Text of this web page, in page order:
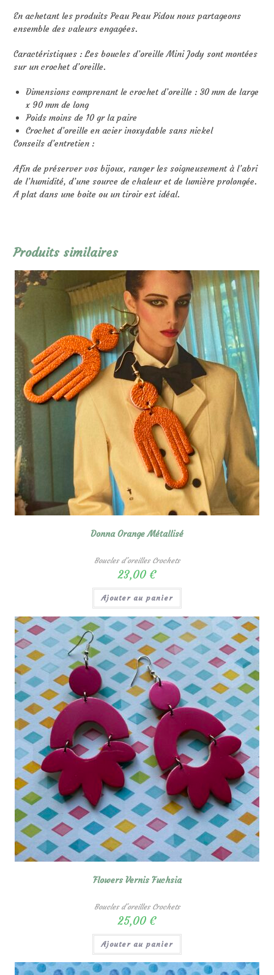
En achetant les produits Peau Peau Pidou nous partageons
ensemble des valeurs engagées.
Caractéristiques : Les boucles d’oreille Mini Jody sont montées
sur un crochet d’oreille.
Dimensions comprenant le crochet d’oreille : 30 mm de large
x 90 mm de long
Poids moins de 10 gr la paire
Crochet d’oreille en acier inoxydable sans nickel
Conseils d’entretien :
Afin de préserver vos bijoux, ranger les soigneusement à l’abri
de l’humidité, d’une source de chaleur et de lumière prolongée.
A plat dans une boite ou un tiroir est idéal.
Produits similaires
Donna Orange Métallisé
Boucles d'oreilles Crochets
23,00 €
Ajouter au panier
Flowers Vernis Fuchsia
Boucles d'oreilles Crochets
25,00 €
Ajouter au panier